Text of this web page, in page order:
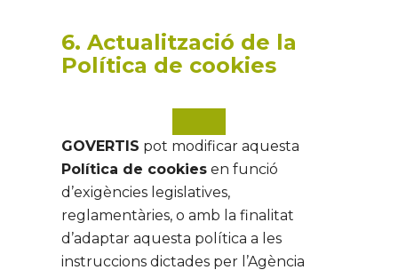
6. Actualització de la
Política de cookies
GOVERTIS pot modificar aquesta
Política de cookies en funció
d’exigències legislatives,
reglamentàries, o amb la finalitat
d’adaptar aquesta política a les
instruccions dictades per l’Agència